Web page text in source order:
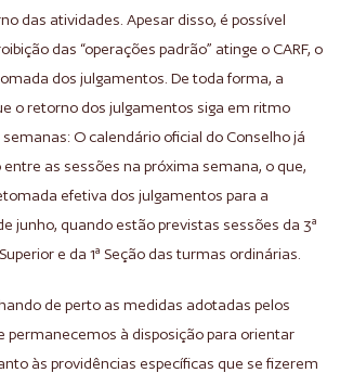
das atividades. Apesar disso, é possível
das “operações padrão” atinge o CARF, o
dos julgamentos. De toda forma, a
o retorno dos julgamentos siga em ritmo
O calendário oficial do Conselho já
as sessões na próxima semana, o que,
efetiva dos julgamentos para a
junho, quando estão previstas sessões da 3ª
e da 1ª Seção das turmas ordinárias.
de perto as medidas adotadas pelos
permanecemos à disposição para orientar
às providências específicas que se fizerem